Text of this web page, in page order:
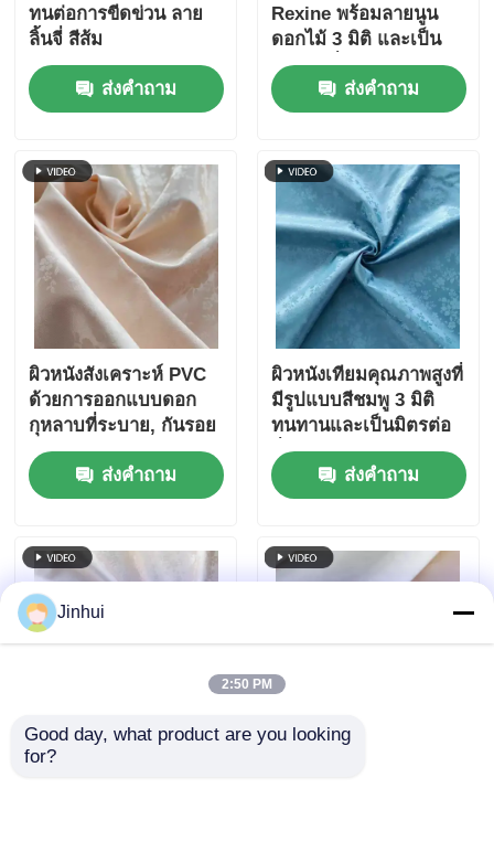
ทนต่อการขีดข่วน ลาย
ลิ้นจี่ สีส้ม
ส่งคำถาม
Rexine พร้อมลายนูน
ดอกไม้ 3 มิติ และเป็น
มิตรต่อสิ่งแวดล้อม
สำหรับใช้ในบ้านและ
โรงแรม
ส่งคำถาม
ผิวหนังสังเคราะห์ PVC
ด้วยการออกแบบดอก
กุหลาบที่ระบาย, กันรอย
ขีดข่วนและสามารถปรับ
แต่งได้
ส่งคำถาม
ผิวหนังเทียมคุณภาพสูงที่
มีรูปแบบสีชมพู 3 มิติ
ทนทานและเป็นมิตรต่อ
สิ่งแวดล้อมสําหรับผ้าปู
โต๊ะ
ส่งคำถาม
หนังเทียมปรับแต่งได้
Jinhui
2:50 PM
Good day, what product are you looking
for?